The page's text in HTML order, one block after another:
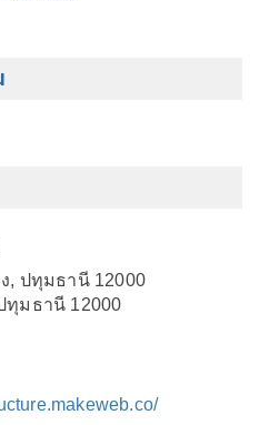
, ปทุมธานี 12000
ทุมธานี 12000